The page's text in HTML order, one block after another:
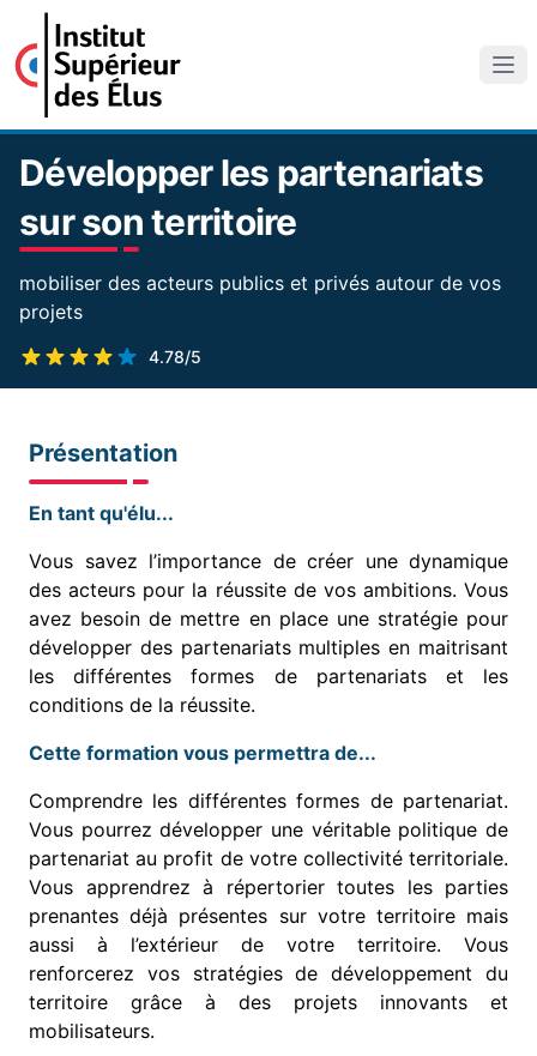
Développer les partenariats
sur son territoire
mobiliser des acteurs publics et privés autour de vos
projets
4.78/5
Présentation
En tant qu'élu...
Vous savez l’importance de créer une dynamique
des acteurs pour la réussite de vos ambitions. Vous
avez besoin de mettre en place une stratégie pour
développer des partenariats multiples en maitrisant
les différentes formes de partenariats et les
conditions de la réussite.
Cette formation vous permettra de...
Comprendre les différentes formes de partenariat.
Vous pourrez développer une véritable politique de
partenariat au profit de votre collectivité territoriale.
Vous apprendrez à répertorier toutes les parties
prenantes déjà présentes sur votre territoire mais
aussi à l’extérieur de votre territoire. Vous
renforcerez vos stratégies de développement du
territoire grâce à des projets innovants et
mobilisateurs.